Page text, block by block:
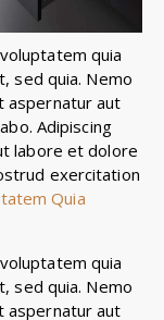
quia
sed quia. Nemo
aspernatur aut
Adipiscing
labore et dolore
exercitation
Quia
quia
sed quia. Nemo
aspernatur aut